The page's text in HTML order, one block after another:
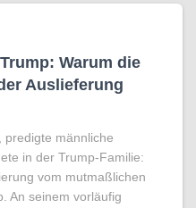
Warum die
Auslieferung
predigte männliche
in der Trump-Familie:
vom mutmaßlichen
An seinem vorläufig